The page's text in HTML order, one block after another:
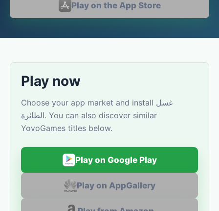
Play on the App Store
Play now
Choose your app market and install غسل
الطائرة. You can also discover similar
YovoGames titles below.
Play on Google Play
Play on AppGallery